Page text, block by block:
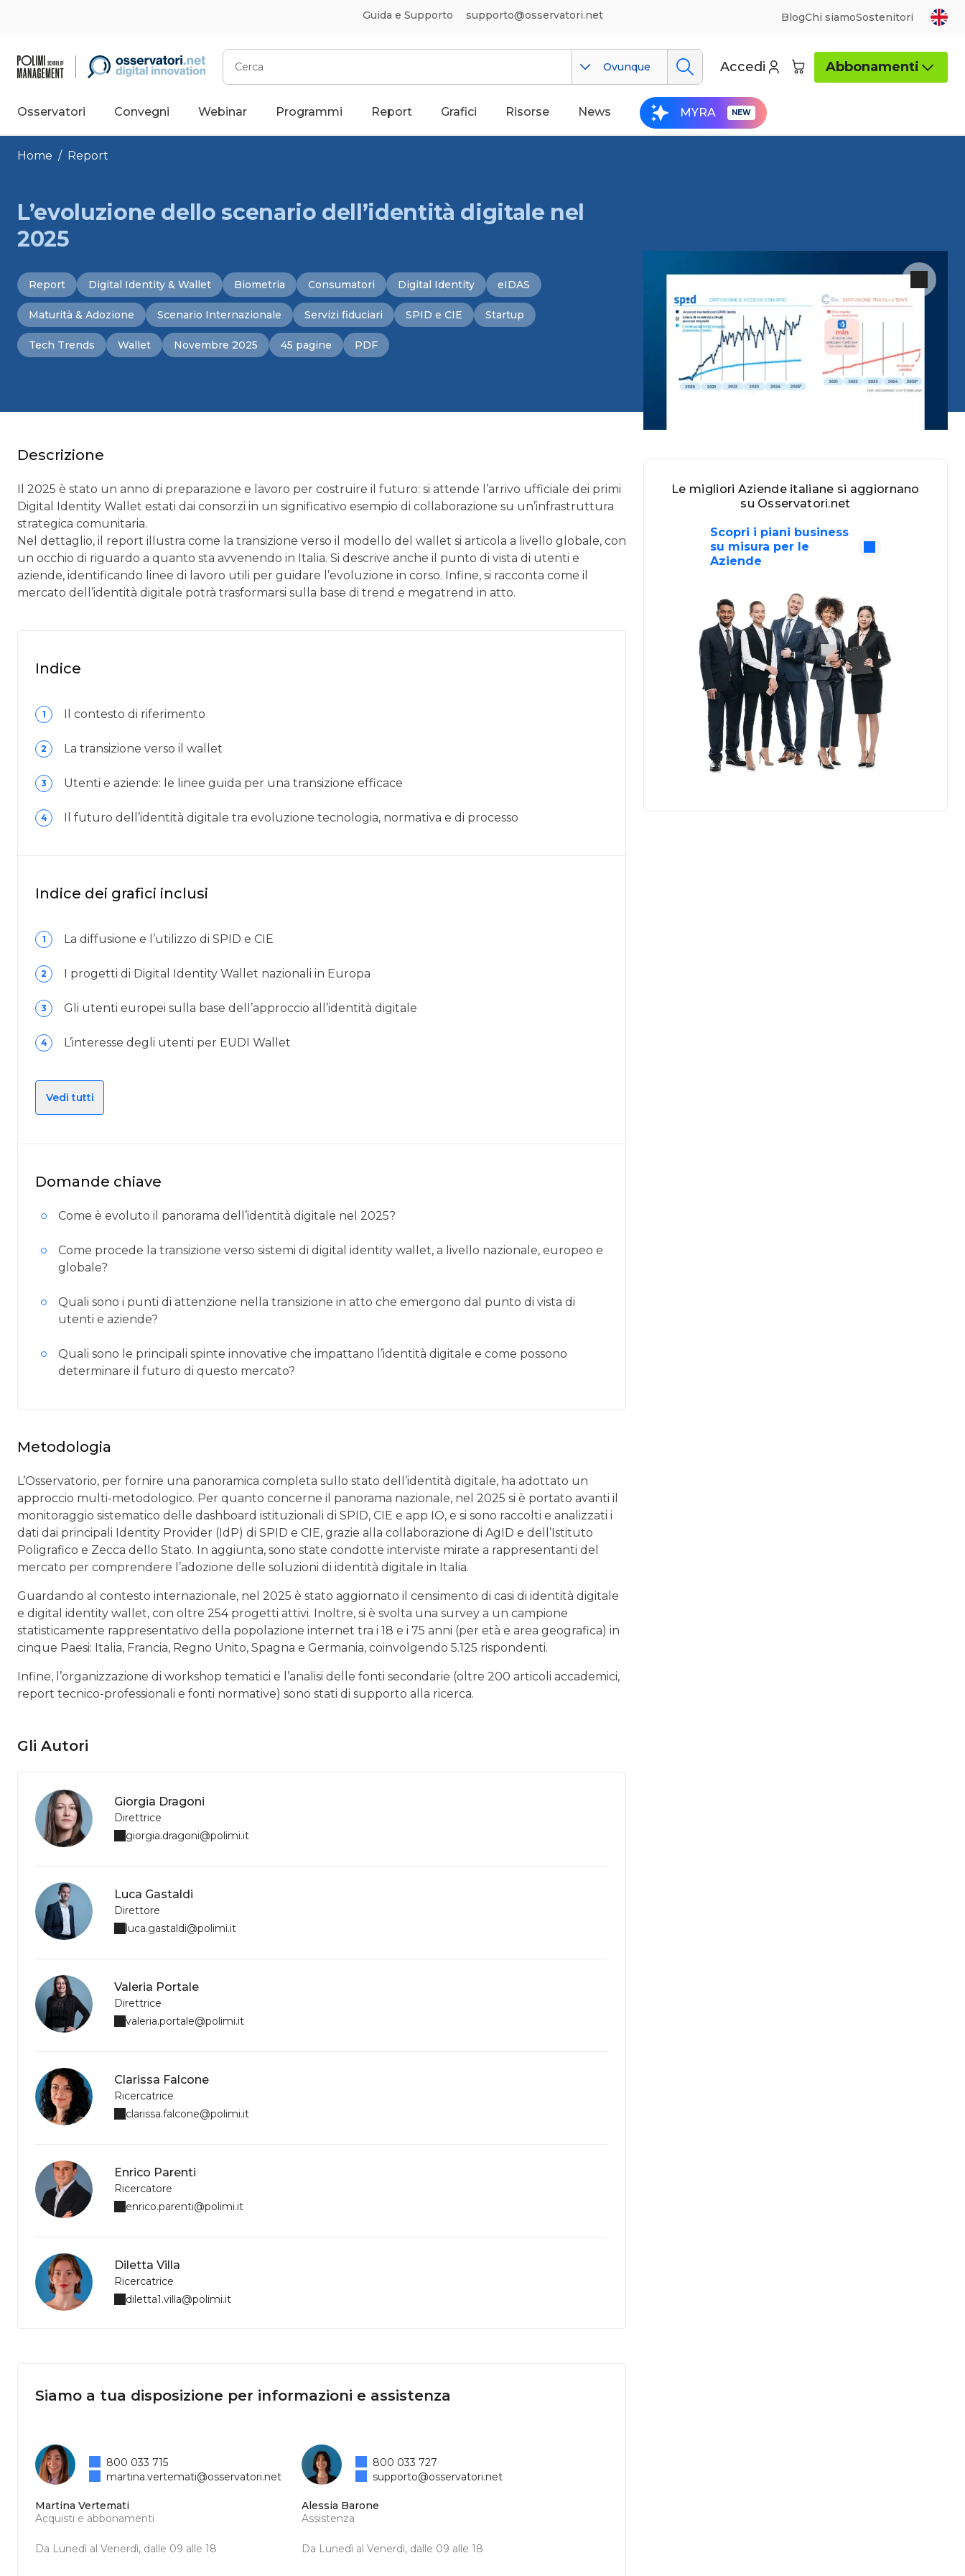
Guida e Supporto supporto@osservatori.net BlogChi siamoSostenitori
Cerca
Ovunque Accedi Abbonamenti
Osservatori Convegni Webinar Programmi Report Grafici Risorse News MYRA
Home / Report
L’evoluzione dello scenario dell’identità digitale nel
2025
Report Digital Identity & Wallet Biometria Consumatori Digital Identity eIDAS
Maturità & Adozione Scenario Internazionale Servizi fiduciari SPID e CIE Startup
Tech Trends Wallet Novembre 2025 45 pagine PDF
Descrizione
Il 2025 è stato un anno di preparazione e lavoro per costruire il futuro: si attende l’arrivo ufficiale dei primi
Digital Identity Wallet estati dai consorzi in un significativo esempio di collaborazione su un’infrastruttura
strategica comunitaria.
Nel dettaglio, il report illustra come la transizione verso il modello del wallet si articola a livello globale, con
un occhio di riguardo a quanto sta avvenendo in Italia. Si descrive anche il punto di vista di utenti e
aziende, identificando linee di lavoro utili per guidare l’evoluzione in corso. Infine, si racconta come il
mercato dell’identità digitale potrà trasformarsi sulla base di trend e megatrend in atto.
Indice
1 Il contesto di riferimento
2 La transizione verso il wallet
3 Utenti e aziende: le linee guida per una transizione efficace
4 Il futuro dell’identità digitale tra evoluzione tecnologia, normativa e di processo
Indice dei grafici inclusi
1 La diffusione e l’utilizzo di SPID e CIE
2 I progetti di Digital Identity Wallet nazionali in Europa
3 Gli utenti europei sulla base dell’approccio all’identità digitale
4 L’interesse degli utenti per EUDI Wallet
Vedi tutti
Domande chiave
Come è evoluto il panorama dell’identità digitale nel 2025?
Come procede la transizione verso sistemi di digital identity wallet, a livello nazionale, europeo e
globale?
Quali sono i punti di attenzione nella transizione in atto che emergono dal punto di vista di
utenti e aziende?
Quali sono le principali spinte innovative che impattano l’identità digitale e come possono
determinare il futuro di questo mercato?
Metodologia
L’Osservatorio, per fornire una panoramica completa sullo stato dell’identità digitale, ha adottato un
approccio multi-metodologico. Per quanto concerne il panorama nazionale, nel 2025 si è portato avanti il
monitoraggio sistematico delle dashboard istituzionali di SPID, CIE e app IO, e si sono raccolti e analizzati i
dati dai principali Identity Provider (IdP) di SPID e CIE, grazie alla collaborazione di AgID e dell’Istituto
Poligrafico e Zecca dello Stato. In aggiunta, sono state condotte interviste mirate a rappresentanti del
mercato per comprendere l’adozione delle soluzioni di identità digitale in Italia.
Guardando al contesto internazionale, nel 2025 è stato aggiornato il censimento di casi di identità digitale
e digital identity wallet, con oltre 254 progetti attivi. Inoltre, si è svolta una survey a un campione
statisticamente rappresentativo della popolazione internet tra i 18 e i 75 anni (per età e area geografica) in
cinque Paesi: Italia, Francia, Regno Unito, Spagna e Germania, coinvolgendo 5.125 rispondenti.
Infine, l’organizzazione di workshop tematici e l’analisi delle fonti secondarie (oltre 200 articoli accademici,
report tecnico-professionali e fonti normative) sono stati di supporto alla ricerca.
Gli Autori
Giorgia Dragoni
Direttrice
giorgia.dragoni@polimi.it
Luca Gastaldi
Direttore
luca.gastaldi@polimi.it
Valeria Portale
Direttrice
valeria.portale@polimi.it
Clarissa Falcone
Ricercatrice
clarissa.falcone@polimi.it
Enrico Parenti
Ricercatore
enrico.parenti@polimi.it
Diletta Villa
Ricercatrice
diletta1.villa@polimi.it
Siamo a tua disposizione per informazioni e assistenza
Martina Vertemati
Acquisti e abbonamenti
Da Lunedì al Venerdì, dalle 09 alle 18
800 033 715
martina.vertemati@osservatori.net
Alessia Barone
Assistenza
Da Lunedì al Venerdì, dalle 09 alle 18
800 033 727
supporto@osservatori.net
Le migliori Aziende italiane si aggiornano
su Osservatori.net
Scopri i piani business
su misura per le
Aziende